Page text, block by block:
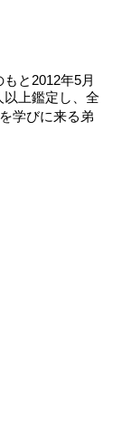
と2012年5月
上鑑定し、全
学びに来る弟